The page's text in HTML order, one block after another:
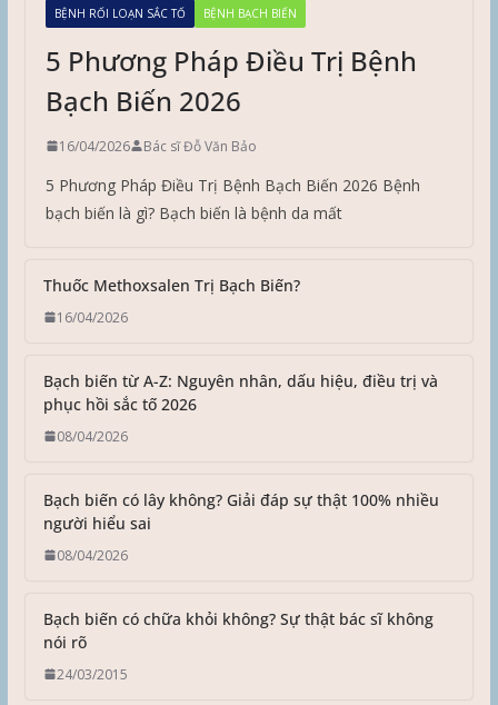
BỆNH RỐI LOẠN SẮC TỐ BỆNH BẠCH BIẾN
5 Phương Pháp Điều Trị Bệnh
Bạch Biến 2026
16/04/2026 Bác sĩ Đỗ Văn Bảo
5 Phương Pháp Điều Trị Bệnh Bạch Biến 2026 Bệnh
bạch biến là gì? Bạch biến là bệnh da mất
Thuốc Methoxsalen Trị Bạch Biến?
16/04/2026
Bạch biến từ A-Z: Nguyên nhân, dấu hiệu, điều trị và
phục hồi sắc tố 2026
08/04/2026
Bạch biến có lây không? Giải đáp sự thật 100% nhiều
người hiểu sai
08/04/2026
Bạch biến có chữa khỏi không? Sự thật bác sĩ không
nói rõ
24/03/2015